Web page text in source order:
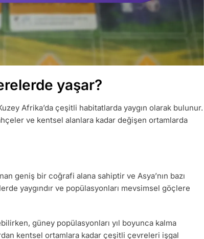
yaşar?
Afrika’da çeşitli habitatlarda yaygın olarak bulunur.
ve kentsel alanlara kadar değişen ortamlarda
geniş bir coğrafi alana sahiptir ve Asya’nın bazı
yaygındır ve popülasyonları mevsimsel göçlere
güney popülasyonları yıl boyunca kalma
kentsel ortamlara kadar çeşitli çevreleri işgal